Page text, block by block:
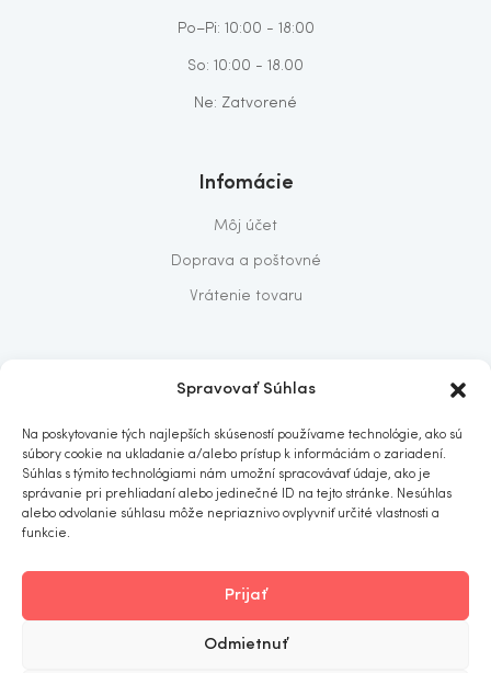
Spravovať Súhlas
Na poskytovanie tých najlepších skúseností používame technológie, ako sú
súbory cookie na ukladanie a/alebo prístup k informáciám o zariadení.
Súhlas s týmito technológiami nám umožní spracovávať údaje, ako je
správanie pri prehliadaní alebo jedinečné ID na tejto stránke. Nesúhlas
alebo odvolanie súhlasu môže nepriaznivo ovplyvniť určité vlastnosti a
funkcie.
Prijať
Odmietnuť
Po–Pi: 10:00 - 18:00
So: 10:00 - 18.00
Ne: Zatvorené
Infomácie
Môj účet
Doprava a poštovné
Vrátenie tovaru
Predajňa
Kontakt
ITOMNIA . All rights reserved.